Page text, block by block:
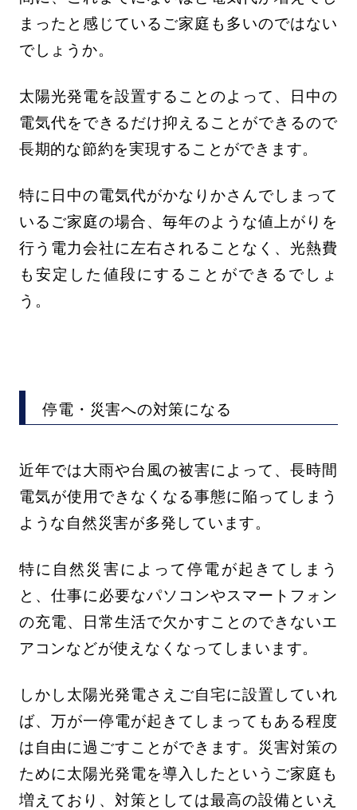
まったと感じているご家庭も多いのではない
でしょうか。
太陽光発電を設置することのよって、日中の
電気代をできるだけ抑えることができるので
長期的な節約を実現することができます。
特に日中の電気代がかなりかさんでしまって
いるご家庭の場合、毎年のような値上がりを
行う電力会社に左右されることなく、光熱費
も安定した値段にすることができるでしょ
う。
停電・災害への対策になる
近年では大雨や台風の被害によって、長時間
電気が使用できなくなる事態に陥ってしまう
ような自然災害が多発しています。
特に自然災害によって停電が起きてしまう
と、仕事に必要なパソコンやスマートフォン
の充電、日常生活で欠かすことのできないエ
アコンなどが使えなくなってしまいます。
しかし太陽光発電さえご自宅に設置していれ
ば、万が一停電が起きてしまってもある程度
は自由に過ごすことができます。災害対策の
ために太陽光発電を導入したというご家庭も
増えており、対策としては最高の設備といえ